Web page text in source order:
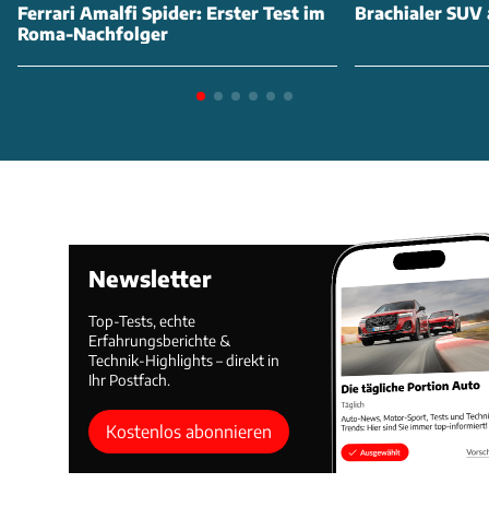
Ferrari Amalfi Spider: Erster Test im
Roma-Nachfolger
Brachialer
Newsletter
Top-Tests, echte
Erfahrungsberichte &
Technik-Highlights – direkt in
Ihr Postfach.
Kostenlos abonnieren